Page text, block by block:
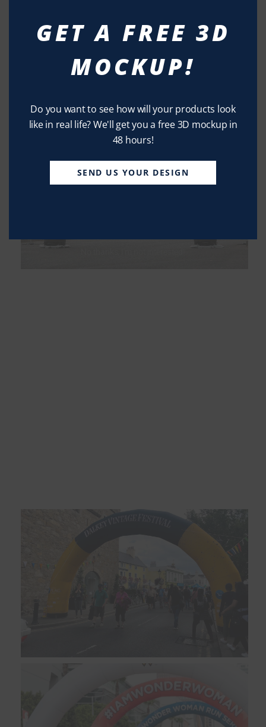
GET A FREE 3D
MOCKUP!
Do you want to see how will your products look
like in real life? We'll get you a free 3D mockup in
48 hours!
SEND US YOUR DESIGN